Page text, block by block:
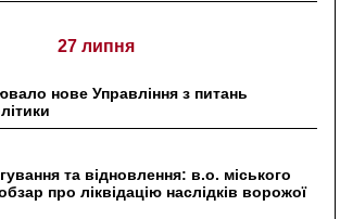
27 липня
нове Управління з питань
та відновлення: в.о. міського
про ліквідацію наслідків ворожої